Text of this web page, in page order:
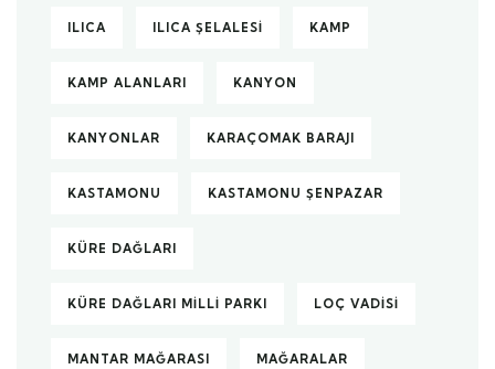
ILICA ILICA ŞELALESI KAMP
KAMP ALANLARI KANYON
KANYONLAR KARAÇOMAK BARAJI
KASTAMONU KASTAMONU ŞENPAZAR
KÜRE DAĞLARI
KÜRE DAĞLARI MILLI PARKI LOÇ VADISI
MANTAR MAĞARASI MAĞARALAR